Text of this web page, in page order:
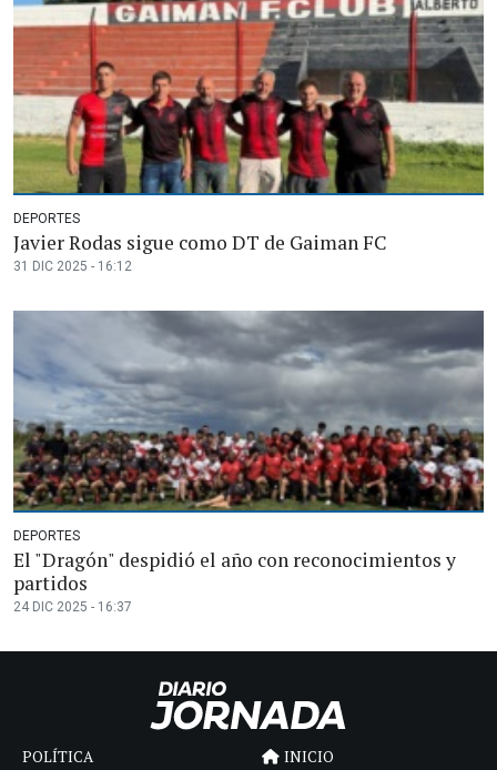
DEPORTES
Javier Rodas sigue como DT de Gaiman FC
31 DIC 2025 - 16:12
DEPORTES
El "Dragón" despidió el año con reconocimientos y
partidos
24 DIC 2025 - 16:37
POLÍTICA
INICIO